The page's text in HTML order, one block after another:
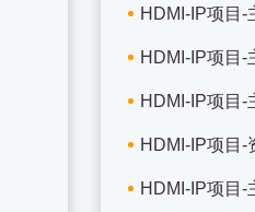
HDMI-IP项目-
HDMI-IP项目-
HDMI-IP项目-
HDMI-IP项目-
HDMI-IP项目-